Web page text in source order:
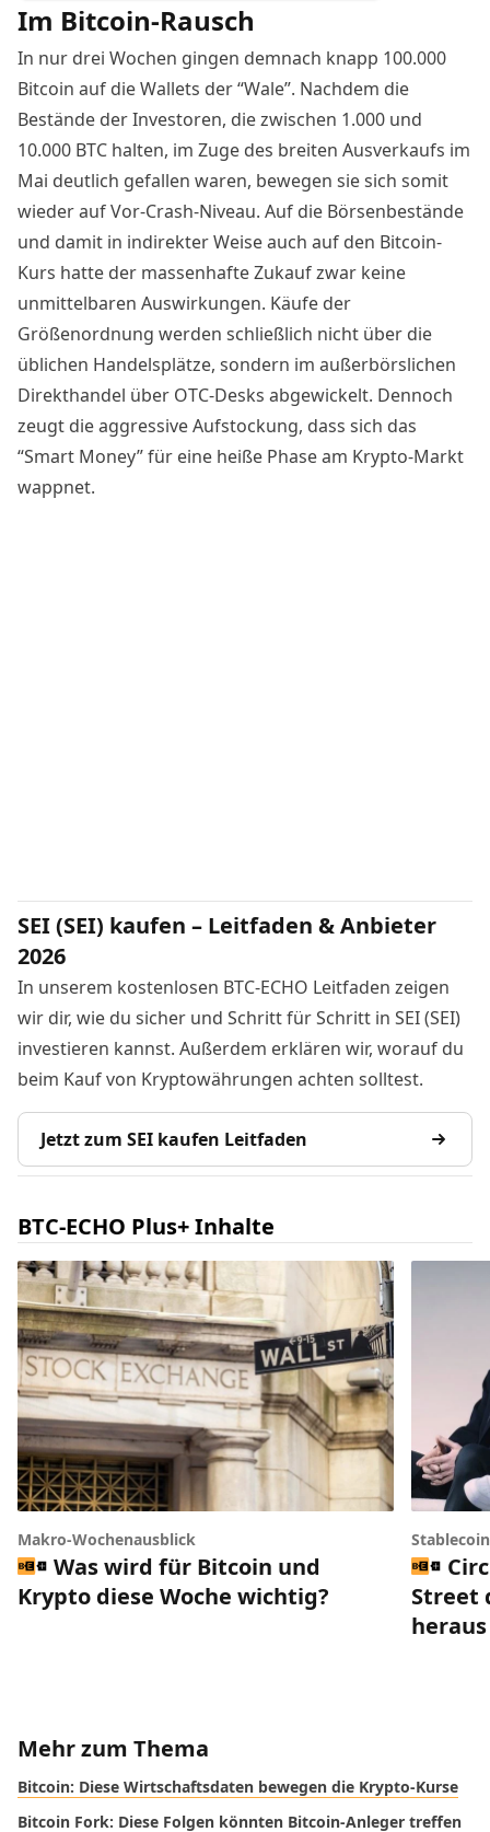
Im Bitcoin-Rausch
In nur drei Wochen gingen demnach knapp 100.000
Bitcoin auf die Wallets der “Wale”. Nachdem die
Bestände der Investoren, die zwischen 1.000 und
10.000 BTC halten, im Zuge des breiten Ausverkaufs im
Mai deutlich gefallen waren, bewegen sie sich somit
wieder auf Vor-Crash-Niveau. Auf die Börsenbestände
und damit in indirekter Weise auch auf den Bitcoin-
Kurs hatte der massenhafte Zukauf zwar keine
unmittelbaren Auswirkungen. Käufe der
Größenordnung werden schließlich nicht über die
üblichen Handelsplätze, sondern im außerbörslichen
Direkthandel über OTC-Desks abgewickelt. Dennoch
zeugt die aggressive Aufstockung, dass sich das
“Smart Money” für eine heiße Phase am Krypto-Markt
wappnet.
SEI (SEI) kaufen – Leitfaden & Anbieter
2026
In unserem kostenlosen BTC-ECHO Leitfaden zeigen
wir dir, wie du sicher und Schritt für Schritt in SEI (SEI)
investieren kannst. Außerdem erklären wir, worauf du
beim Kauf von Kryptowährungen achten solltest.
Jetzt zum SEI kaufen Leitfaden
BTC-ECHO Plus+ Inhalte
Makro-Wochenausblick
Was wird für Bitcoin und
Krypto diese Woche wichtig?
Street
heraus
Mehr zum Thema
Bitcoin: Diese Wirtschaftsdaten bewegen die Krypto-Kurse
Bitcoin Fork: Diese Folgen könnten Bitcoin-Anleger treffen